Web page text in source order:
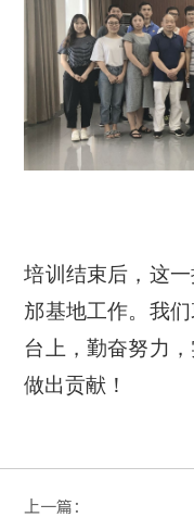
培训结束后 ， 这
邡基地工作。我
台上 ，勤奋努力
做出贡献！
上一篇：